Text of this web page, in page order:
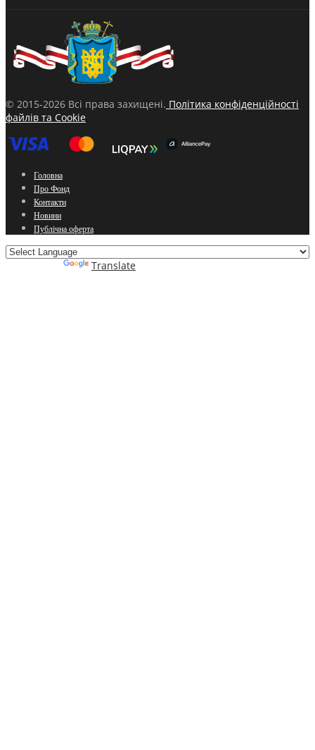
© 2015-2026 Всі права захищені. Політика конфіденційності
файлів та Cookie
Головна
Про Фонд
Контакти
Новини
Публічна оферта
Translate